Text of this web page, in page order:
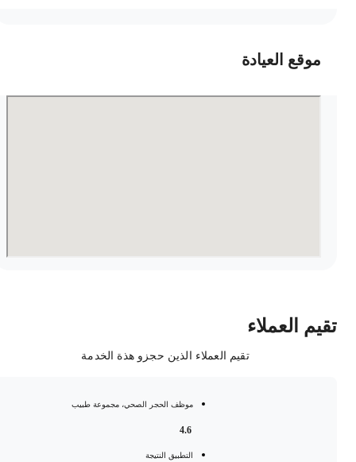
موقع العيادة
العملاء
تقيم العملاء الذين حجزو هذة الخدمة
موظف الحجر الصحي، مجموعة طبيب
التطبيق النتيجة